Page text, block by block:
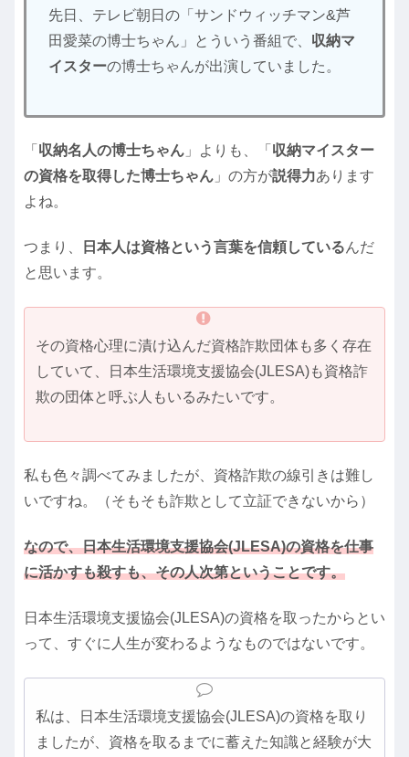
先日、テレビ朝日の「サンドウィッチマン&芦
田愛菜の博士ちゃん」とういう番組で、 収納マ
イスターの博士ちゃんが出演していました。
「 収納名人の博士ちゃん 」よりも、「 収納マイスター
の資格を取得した博士ちゃん 」の方が説得力あります
よね。
つまり、 日本人は資格という言葉を信頼しているんだ
と思います。
その資格心理に漬け込んだ資格詐欺団体も多く存在
していて、日本生活環境支援協会(JLESA)も資格詐
欺の団体と呼ぶ人もいるみたいです。
私も色々調べてみましたが、資格詐欺の線引きは難し
いですね。（そもそも詐欺として立証できないから）
なので、日本生活環境支援協会(JLESA)の資格を仕事
に活かすも殺すも、その人次第ということです。
日本生活環境支援協会(JLESA)の資格を取ったからとい
って、すぐに人生が変わるようなものではないです。
私は、日本生活環境支援協会(JLESA)の資格を取り
ましたが、資格を取るまでに蓄えた知識と経験が大